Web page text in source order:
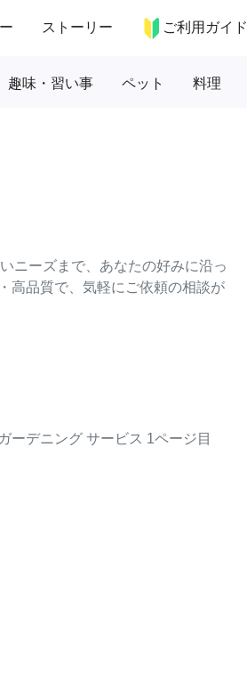
ストーリー ご利用ガイド
趣味・習い事 ペット 料理
ニーズまで、あなたの好みに沿っ
高品質で、気軽にご依頼の相談が
ーデニング サービス 1ページ目